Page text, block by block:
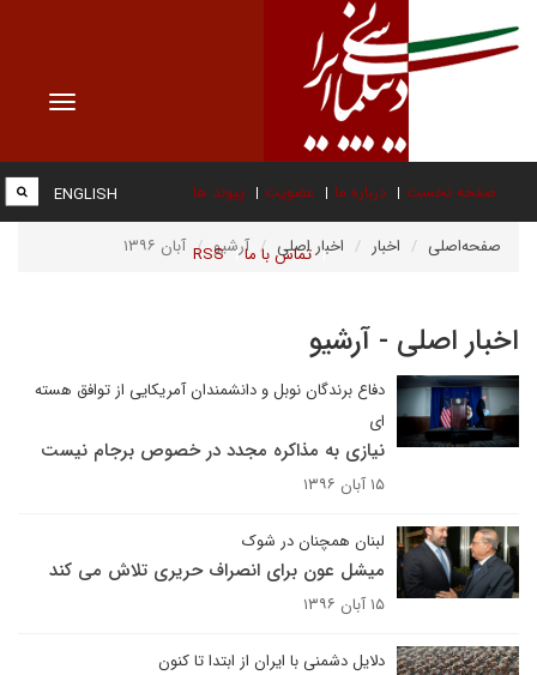
Toggle
صفحه نخست درباره ما عضویت پیوند ها
تماس با ما RSS
ENGLISH
صفحه‌اصلی اخبار اخبار اصلی آرشیو آبان ۱۳۹۶
اخبار اصلی - آرشیو
دفاع برندگان نوبل و دانشمندان آمریکایی از توافق هسته
ای
نیازی به مذاکره مجدد در خصوص برجام نیست
۱۵ آبان ۱۳۹۶
لبنان همچنان در شوک
میشل عون برای انصراف حریری تلاش می کند
۱۵ آبان ۱۳۹۶
دلایل دشمنی با ایران از ابتدا تا کنون